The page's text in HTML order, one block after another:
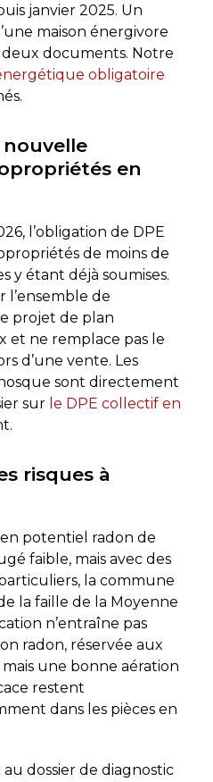
janvier 2025. Un
maison énergivore
documents. Notre
obligatoire
nouvelle
en
l’obligation de DPE
de moins de
y étant déjà soumises.
l’ensemble de
projet de plan
et ne remplace pas le
d’une vente. Les
sont directement
sur le DPE collectif en
risques à
potentiel radon de
faible, mais avec des
la commune
la faille de la Moyenne
n’entraîne pas
radon, réservée aux
une bonne aération
restent
dans les pièces en
au dossier de diagnostic